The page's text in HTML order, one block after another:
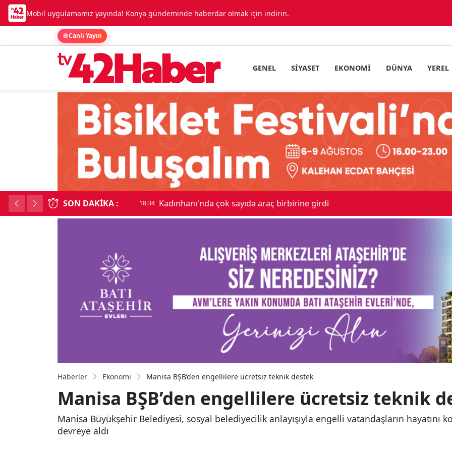
Mobil uygulamamız yayında! Konya gündeminde haberdar olmak için indirin.
Canlı Yayın
GENEL SIYASET EKONOMI DÜNYA YEREL
SON DAKIKA : 18:34 Kadınhanı'nda çok sayıda araç birbirine girdi
Haberler Ekonomi Manisa BŞB’den engellilere ücretsiz teknik destek
Manisa BŞB’den engellilere ücretsiz teknik
Manisa Büyükşehir Belediyesi, sosyal belediyecilik anlayışıyla engelli vatandaşların hayatını
devreye aldı